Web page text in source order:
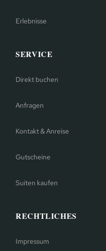
Erlebnisse
SERVICE
Direkt buchen
Anfragen
Kontakt & Anreise
Gutscheine
Suiten kaufen
RECHTLICHES
Impressum